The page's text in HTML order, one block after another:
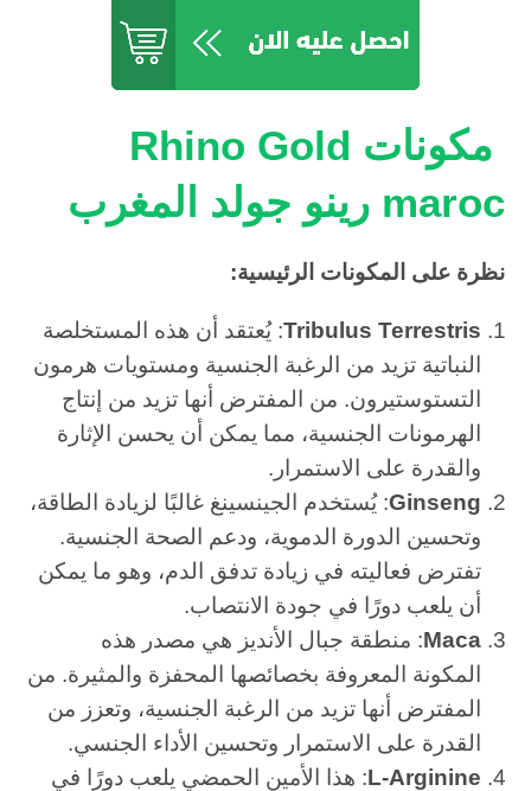
مكونات Rhino Gold
maroc رينو جولد المغرب
نظرة على المكونات الرئيسية:
Tribulus Terrestris: يُعتقد أن هذه المستخلصة
النباتية تزيد من الرغبة الجنسية ومستويات هرمون
التستوستيرون. من المفترض أنها تزيد من إنتاج
الهرمونات الجنسية، مما يمكن أن يحسن الإثارة
والقدرة على الاستمرار.
Ginseng: يُستخدم الجينسينغ غالبًا لزيادة الطاقة،
وتحسين الدورة الدموية، ودعم الصحة الجنسية.
تفترض فعاليته في زيادة تدفق الدم، وهو ما يمكن
أن يلعب دورًا في جودة الانتصاب.
Maca: منطقة جبال الأنديز هي مصدر هذه
المكونة المعروفة بخصائصها المحفزة والمثيرة. من
المفترض أنها تزيد من الرغبة الجنسية، وتعزز من
القدرة على الاستمرار وتحسين الأداء الجنسي.
L-Arginine: هذا الأمين الحمضي يلعب دورًا في